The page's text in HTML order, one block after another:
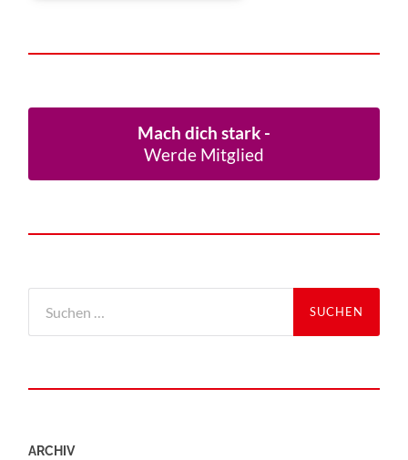
Mach dich stark -
Werde Mitglied
ARCHIV